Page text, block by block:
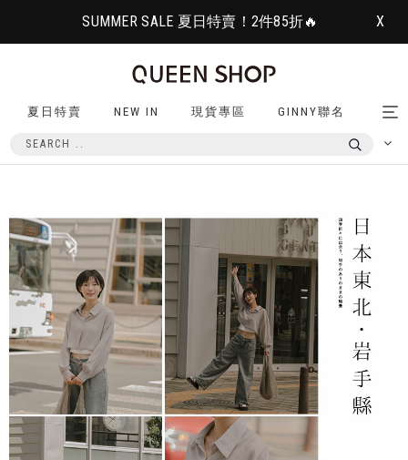
SUMMER SALE 夏日特賣！2件85折🔥 X
夏日特賣 NEW IN 現貨專區 GINNY聯名